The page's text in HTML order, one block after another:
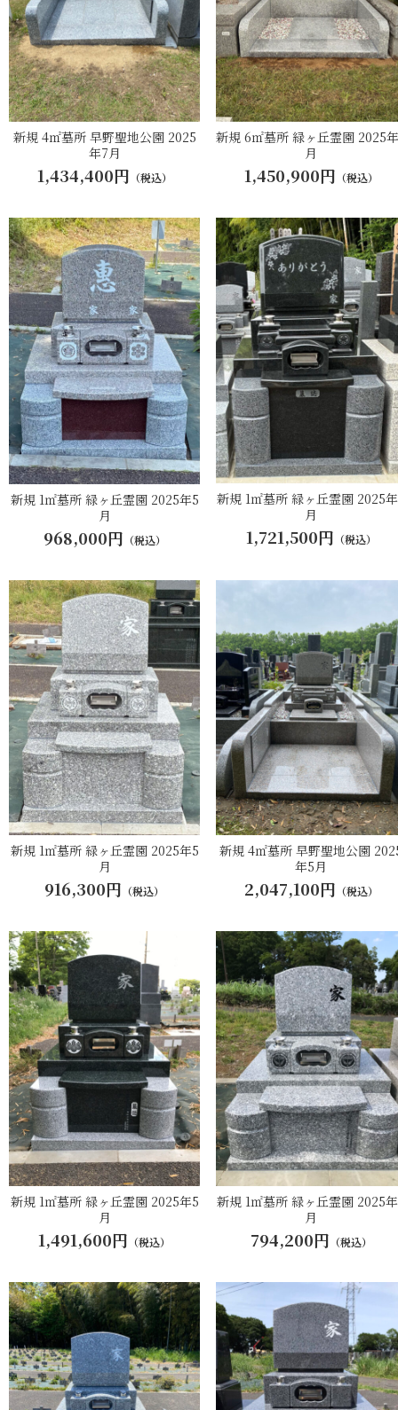
新規 4㎡墓所 早野聖地公園 2025
年7月
1,434,400円 （税込）
新規 6㎡墓所 緑ヶ丘霊園 2025
月
1,450,900円 （税込）
新規 1㎡墓所 緑ヶ丘霊園 2025年5
月
968,000円 （税込）
新規 1㎡墓所 緑ヶ丘霊園 2025
月
1,721,500円 （税込）
新規 1㎡墓所 緑ヶ丘霊園 2025年5
月
916,300円 （税込）
新規 4㎡墓所 早野聖地公園
年5月
2,047,100円 （税込）
新規 1㎡墓所 緑ヶ丘霊園 2025年5
月
1,491,600円 （税込）
新規 1㎡墓所 緑ヶ丘霊園 2025
月
794,200円 （税込）